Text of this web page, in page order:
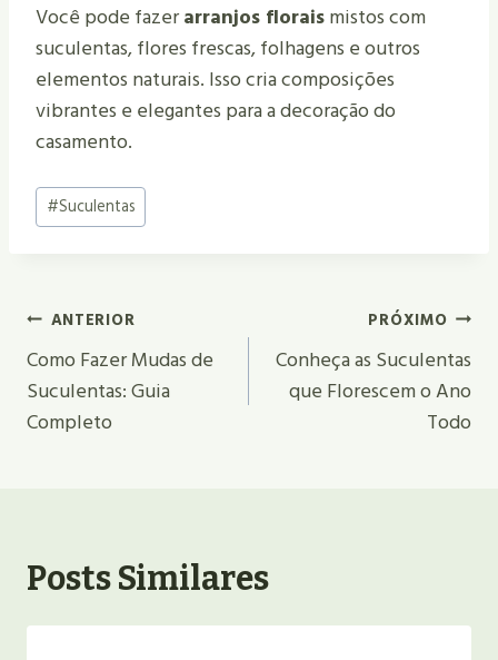
Você pode fazerarranjos floraismistos com
suculentas, flores frescas, folhagens e outros
elementos naturais. Isso cria composições
vibrantes e elegantes para a decoração do
casamento.
Tags
do
#Suculentas
Navegação
De
Post
ANTERIOR
Como Fazer Mudas de
Suculentas: Guia
Completo
PRÓXIMO
Conheça as Suculentas
que Florescem o Ano
Todo
Posts Similares